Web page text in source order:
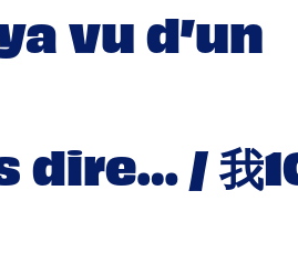
vu d’un
/ 我